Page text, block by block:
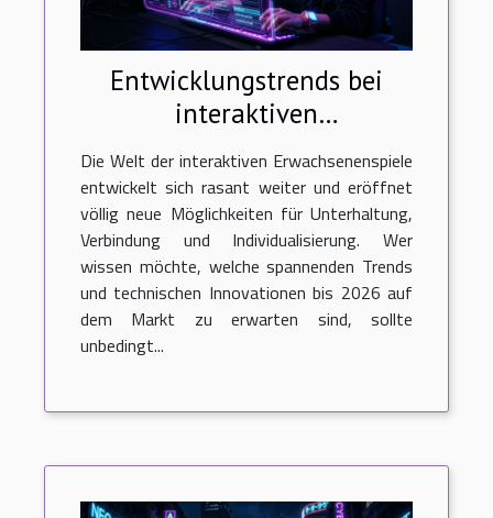
Entwicklungstrends bei
interaktiven
Erwachsenenspielen bis
2026
Die Welt der interaktiven Erwachsenenspiele
entwickelt sich rasant weiter und eröffnet
völlig neue Möglichkeiten für Unterhaltung,
Verbindung und Individualisierung. Wer
wissen möchte, welche spannenden Trends
und technischen Innovationen bis 2026 auf
dem Markt zu erwarten sind, sollte
unbedingt...